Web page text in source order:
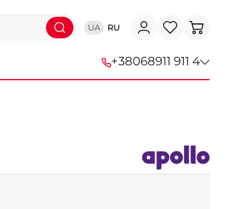
UA RU
+38068911 911 4
+38 (067) 113-44-44
+38 (095) 276-44-44